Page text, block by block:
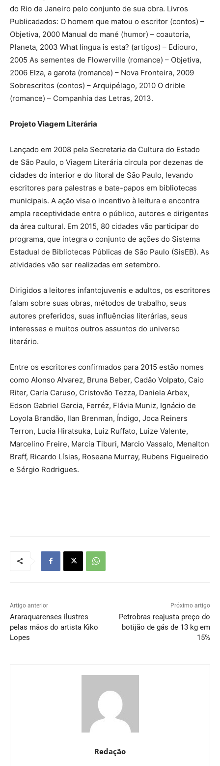
do Rio de Janeiro pelo conjunto de sua obra. Livros
Publicadados: O homem que matou o escritor (contos) –
Objetiva, 2000 Manual do mané (humor) – coautoria,
Planeta, 2003 What língua is esta? (artigos) – Ediouro,
2005 As sementes de Flowerville (romance) – Objetiva,
2006 Elza, a garota (romance) – Nova Fronteira, 2009
Sobrescritos (contos) – Arquipélago, 2010 O drible
(romance) – Companhia das Letras, 2013.
Projeto Viagem Literária
Lançado em 2008 pela Secretaria da Cultura do Estado
de São Paulo, o Viagem Literária circula por dezenas de
cidades do interior e do litoral de São Paulo, levando
escritores para palestras e bate-papos em bibliotecas
municipais. A ação visa o incentivo à leitura e encontra
ampla receptividade entre o público, autores e dirigentes
da área cultural. Em 2015, 80 cidades vão participar do
programa, que integra o conjunto de ações do Sistema
Estadual de Bibliotecas Públicas de São Paulo (SisEB). As
atividades vão ser realizadas em setembro.
Dirigidos a leitores infantojuvenis e adultos, os escritores
falam sobre suas obras, métodos de trabalho, seus
autores preferidos, suas influências literárias, seus
interesses e muitos outros assuntos do universo
literário.
Entre os escritores confirmados para 2015 estão nomes
como Alonso Alvarez, Bruna Beber, Cadão Volpato, Caio
Riter, Carla Caruso, Cristovão Tezza, Daniela Arbex,
Edson Gabriel Garcia, Ferréz, Flávia Muniz, Ignácio de
Loyola Brandão, Ilan Brenman, Índigo, Joca Reiners
Terron, Lucia Hiratsuka, Luiz Ruffato, Luize Valente,
Marcelino Freire, Marcia Tiburi, Marcio Vassalo, Menalton
Braff, Ricardo Lísias, Roseana Murray, Rubens Figueiredo
e Sérgio Rodrigues.
Artigo anterior
Araraquarenses ilustres
pelas mãos do artista Kiko
Lopes
Próximo artigo
Petrobras reajusta preço do
botijão de gás de 13 kg em
15%
Redação